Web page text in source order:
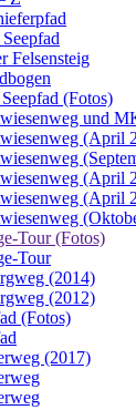
Felsensteig
(Fotos)
und
(April
(April
(April
Tour (Fotos)
Tour
(2014)
(2012)
(Fotos)
(2017)